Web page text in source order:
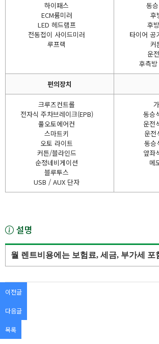
하이패스
ECM룸미러
LED 헤드램프
전동접이 사이드미러
루프랙
동
후
후
타이어 공
커
운
후측
편의장치
크루즈컨트롤
전자식 주차브레이크(EPB)
풀오토에어컨
스마트키
오토 라이트
커튼/블라인드
순정네비게이션
블루투스
USB / AUX 단자
동승
운전
운전
동승
앞좌
메
설명
월 렌트비용에는 보험료, 세금, 부가세 포
이전글
다음글
목록